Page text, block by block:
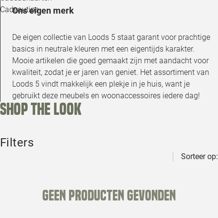
Cadeautips
Ons eigen merk
De eigen collectie van Loods 5 staat garant voor prachtige
basics in neutrale kleuren met een eigentijds karakter.
Mooie artikelen die goed gemaakt zijn met aandacht voor
kwaliteit, zodat je er jaren van geniet. Het assortiment van
Loods 5 vindt makkelijk een plekje in je huis, want je
gebruikt deze meubels en woonaccessoires iedere dag!
Shop the look
Filters
Sorteer op:
Geen producten gevonden